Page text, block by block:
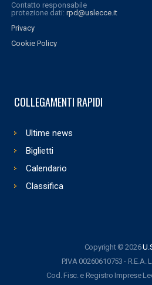
Contatto responsabile
protezione dati: rpd@uslecce.it
Privacy
Cookie Policy
COLLEGAMENTI RAPIDI
Ultime news
Biglietti
Calendario
Classifica
Copyright © 2026
P.IVA 00260610753 - R.E.A.
Cod. Fisc. e Registro Imprese